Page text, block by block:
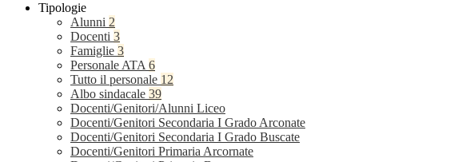
Tipologie
Alunni 2
Docenti 3
Famiglie 3
Personale ATA 6
Tutto il personale 12
Albo sindacale 39
Docenti/Genitori/Alunni Liceo
Docenti/Genitori Secondaria I Grado Arconate
Docenti/Genitori Secondaria I Grado Buscate
Docenti/Genitori Primaria Arcornate